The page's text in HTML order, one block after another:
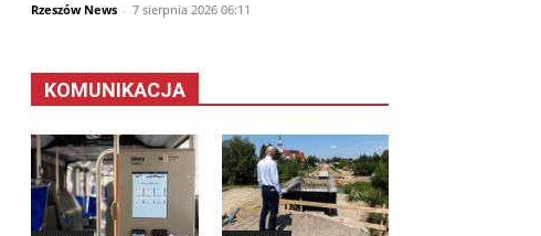
Rzeszów News - 7 sierpnia 2026 06:11
KOMUNIKACJA